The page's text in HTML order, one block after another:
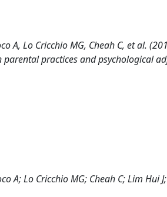
A, Lo Cricchio MG, Cheah C, et al.
practices and psychological
A; Lo Cricchio MG; Cheah C; Lim Hui